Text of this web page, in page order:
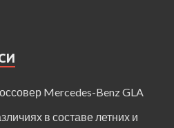
Mercedes-Benz GLA
в составе летних и